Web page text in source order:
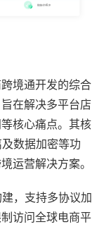
境通开发的综合
在解决多平台店
核心痛点。其核
数据加密等功
运营解决方案。
，支持多协议加
访问全球电商平